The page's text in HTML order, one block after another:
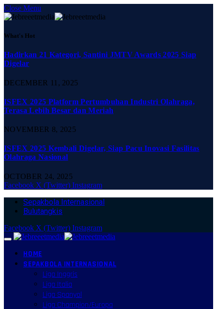
Close Menu
What's Hot
Hadirkan 21 Kategori, Santini JMTV Awards 2025 Siap
Digelar
DECEMBER 11, 2025
ISFEX 2025 Platform Pertumbuhan Industri Olahraga,
Terasa Lebih Besar dan Meriah
NOVEMBER 8, 2025
ISFEX 2025 Kembali Digelar, Siap Pacu Inovasi Fasilitas
Olahraga Nasional
OCTOBER 24, 2025
Facebook X (Twitter) Instagram
Sepakbola Internasional
Bulutangkis
Facebook X (Twitter) Instagram
HOME
SEPAKBOLA INTERNASIONAL
Liga Inggris
Liga Italia
Liga Spanyol
Liga Champion/Europa